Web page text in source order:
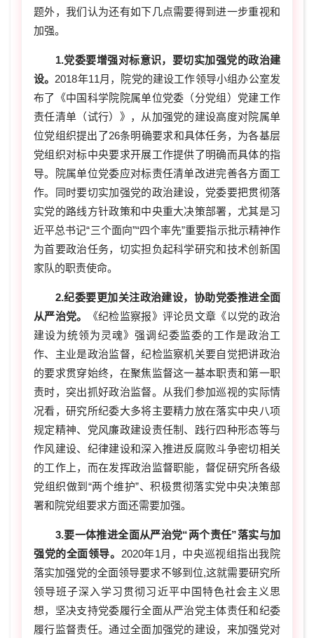
题外，我们认为还有如下几点需要得到进一步重视和
加强。
1.党委要增强对标意识，要切实加强党的政治建
设。 2018年11月，院党的建设工作领导小组办公室发
布了《中国科学院院属单位党委（分党组）党建工作
责任清单（试行）》，从加强党的建设高度对院属单
位党组织提出了26条明确要求和具体任务，为各基层
党组织对标中央要求开展工作提供了明确而具体的指
导。院属单位党委应对标责任清单改进完善各方面工
作。同时要切实加强党的政治建设，党委要把贯彻落
实党的路线方针政策和中央重大决策部署，尤其是习
近平总书记“三个面向”“四个率先”重要指示批示精神作
为首要政治任务，切实担负起科学研究和技术创新国
家队的职责使命。
2.纪委要更加关注政治建设，协助党委推进全面
从严治党。
《纪检监察报》评论员文章《以党的政治
建设为统领为灵魂》强调纪委监委的工作是政治工
作、主业是政治监督，纪检监察机关要自觉把讲政治
的要求贯穿始终，在聚焦监督这一基本职责和第一职
责时，突出抓好政治监督。从我们参加巡视的实际情
况看，研究所纪委大多将主要精力放在落实中央八项
规定精神、党风廉政建设责任制、践行四种形态等与
作风建设、纪律建设和深入推进反腐败斗争密切相关
的工作上，而在发挥政治监督职能，督促研究所各级
党组织做到“两个维护”、积极贯彻落实党中央决策部
署和院党组要求方面还需要加强。
3.要一体推进全面从严治党“两个责任”落实与加
强党的全面领导。 2020年1月，中央巡视组指出我院
落实加强党的全面领导要求不够到位,这就需要研究所
领导班子深入学习贯彻习近平中国特色社会主义思
想，坚决支持党委履行全面从严治党主体责任和纪委
履行监督责任。通过全面加强党的建设，来加强党对